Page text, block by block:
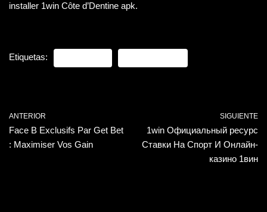
installer 1win Côte d’Dentine apk.
Etiquetas:
ANTERIOR
Face B Exclusifs Par Get Bet
: Maximiser Vos Gain
SIGUIENTE
1win Официальный ресурс
Ставки На Спорт И Онлайн-
казино 1вин